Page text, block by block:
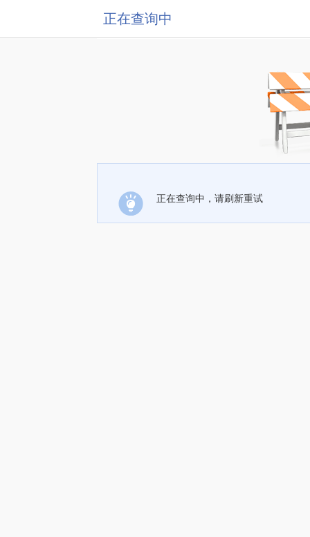
正在查询中
正在查询中，请刷新重试